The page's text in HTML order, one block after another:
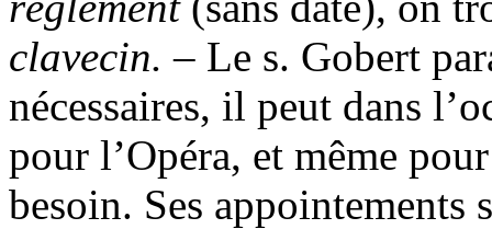
clavecin.– Le s. Gobert
nécessaires, il peut dans
pour l’Opéra, et même
besoin. Ses